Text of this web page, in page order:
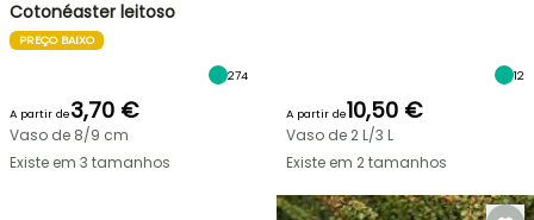
Cotonéaster leitoso
PREÇO BAIXO
274
A partir de3,70 €
Vaso de 8/9 cm
Existe em 3 tamanhos
12
A partir de10,50 €
Vaso de 2 L/3 L
Existe em 2 tamanhos